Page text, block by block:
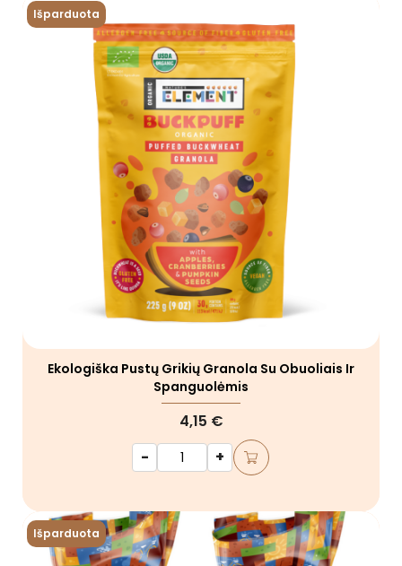
Ekologiška Pustų Grikių Granola Su Obuoliais Ir
Spanguolėmis
4,15 €
-
+
Išparduota
Išparduota